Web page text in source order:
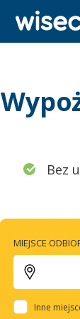
Bez
MIEJSCE
Inne